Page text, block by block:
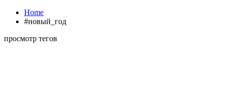
Home
#новый_год
просмотр тегов